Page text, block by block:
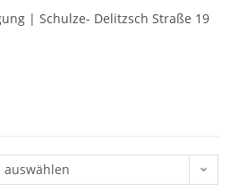
| Schulze- Delitzsch Straße 19
auswählen